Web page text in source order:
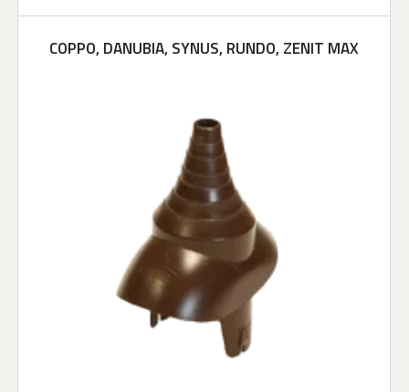
COPPO, DANUBIA, SYNUS, RUNDO, ZENIT MAX